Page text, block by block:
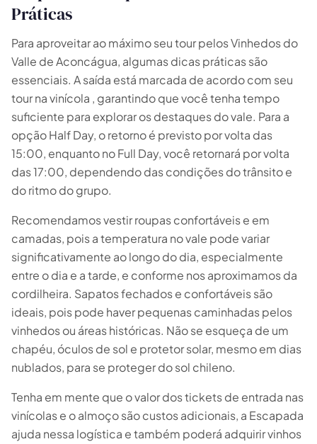
Práticas
Para aproveitar ao máximo seu tour pelos Vinhedos do
Valle de Aconcágua, algumas dicas práticas são
essenciais. A saída está marcada de acordo com seu
tour na vinícola , garantindo que você tenha tempo
suficiente para explorar os destaques do vale. Para a
opção Half Day, o retorno é previsto por volta das
15:00, enquanto no Full Day, você retornará por volta
das 17:00, dependendo das condições do trânsito e
do ritmo do grupo.
Recomendamos vestir roupas confortáveis e em
camadas, pois a temperatura no vale pode variar
significativamente ao longo do dia, especialmente
entre o dia e a tarde, e conforme nos aproximamos da
cordilheira. Sapatos fechados e confortáveis são
ideais, pois pode haver pequenas caminhadas pelos
vinhedos ou áreas históricas. Não se esqueça de um
chapéu, óculos de sol e protetor solar, mesmo em dias
nublados, para se proteger do sol chileno.
Tenha em mente que o valor dos tickets de entrada nas
vinícolas e o almoço são custos adicionais, a Escapada
ajuda nessa logística e também poderá adquirir vinhos